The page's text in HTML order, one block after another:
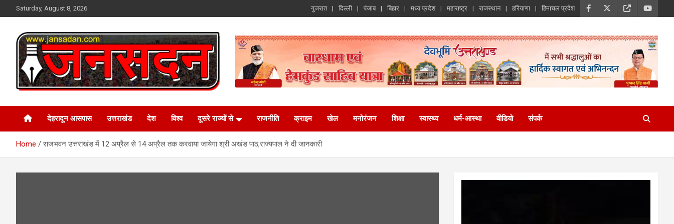
to
Saturday, August 8, 2026 गुजरात दिल्ली पंजाब बिहार मध्य प्रदेश महाराष्ट्र राजस्थान हरियाणा हिमाचल प्रदेश
Jan Sadan
देहरादून आसपास उत्तराखंड देश विश्व दूसरे राज्यों से राजनीति क्राइम खेल मनोरंजन शिक्षा स्वास्थ्य धर्म-आस्था वीडियो संपर्क
Home राजभवन उत्तराखंड में 12 अप्रैल से 14 अप्रैल तक करवाया जायेगा श्री अखंड पाठ,राज्यपाल ने दी जानकारी